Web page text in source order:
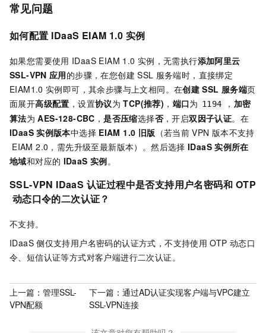
常见问题
如何配置 IDaaS EIAM 1.0 实例
如果您需要使用 IDaaS EIAM 1.0 实例，无需执行添加阿里云
SSL-VPN 应用的步骤，在您创建 SSL 服务端时，直接绑定
EIAM1.0 实例即可，其余步骤与上文相同。在创建 SSL 服务端页
面展开高级配置 ，设置协议为 TCP(推荐) ， 端口为 1194 ， 加密
算法为 AES-128-CBC ，是否压缩选择否，开启双因子认证。在
IDaaS 实例版本中选择 EIAM 1.0 旧版 （若当前 VPN 版本不支持
EIAM 2.0，需先升级至最新版本）。然后选择 IDaaS 实例所在
地域和对应的 IDaaS 实例。
SSL-VPN IDaaS 认证过程中是否支持用户名密码和 OTP
动态口令的二次认证？
不支持。
IDaaS 侧仅支持用户名密码的认证方式，不支持使用 OTP 动态口
令、短信认证等方式对客户端进行二次认证。
上一篇： 管理SSL-
VPN配额
下一篇： 通过AD认证实现客户端与VPC建立
SSL-VPN连接